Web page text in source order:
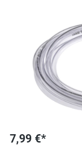
7,99 €*